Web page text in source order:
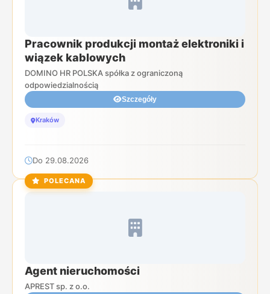
Pracownik produkcji montaż elektroniki i
wiązek kablowych
DOMINO HR POLSKA spółka z ograniczoną
odpowiedzialnością
Szczegóły
Kraków
Do 29.08.2026
POLECANA
Agent nieruchomości
APREST sp. z o.o.